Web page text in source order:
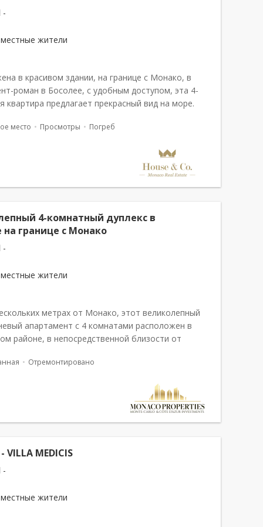
-
жители
в красивом здании, на границе с Монако, в
роман в Босолее, с удобным доступом, эта 4-
квартира предлагает прекрасный вид на море.
спален и лоджии....
место Просмотры Погреб
4-комнатный дуплекс в
на границе с Монако
-
жители
метрах от Монако, этот великолепный
апартамент с 4 комнатами расположен в
районе, в непосредственной близости от
и продаваемая с м...
Отремонтировано
- VILLA MEDICIS
-
жители